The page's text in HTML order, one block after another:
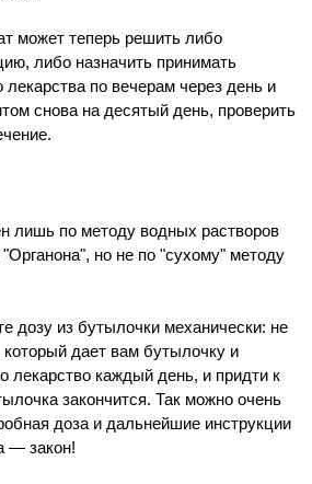
может теперь решить либо
либо назначить принимать
лекарства по вечерам через день и
снова на десятый день, проверить
лишь по методу водных растворов
"Органона", но не по "сухому" методу
дозу из бутылочки механически: не
который дает вам бутылочку и
лекарство каждый день, и придти к
закончится. Так можно очень
доза и дальнейшие инструкции
— закон!